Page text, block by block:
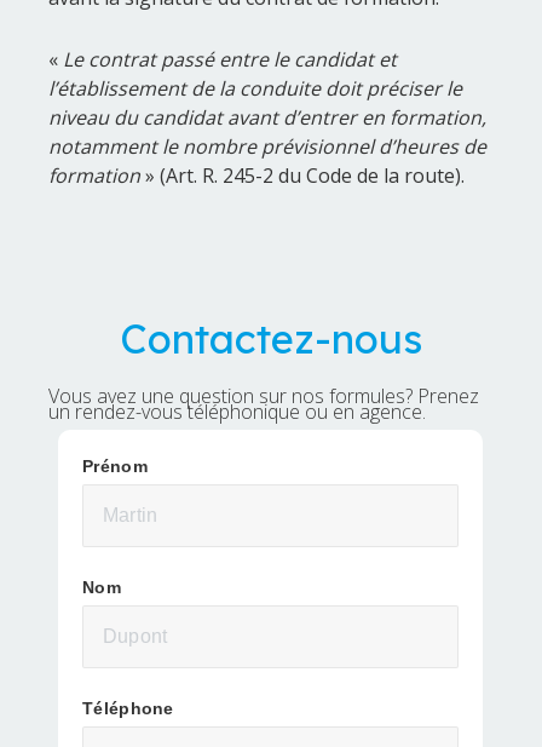
« Le contrat passé entre le candidat et
l’établissement de la conduite doit préciser le
niveau du candidat avant d’entrer en formation,
notamment le nombre prévisionnel d’heures de
formation» (Art. R. 245-2 du Code de la route).
Contactez-nous
Vous avez une question sur nos formules? Prenez
un rendez-vous téléphonique ou en agence.